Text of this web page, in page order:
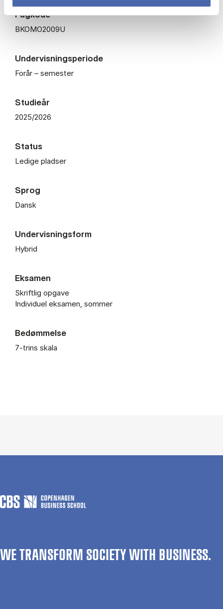
Fagkode
BKOMO2009U
Undervisningsperiode
Forår – semester
Studieår
2025/2026
Status
Ledige pladser
Sprog
Dansk
Undervisningsform
Hybrid
Eksamen
Skriftlig opgave
Individuel eksamen, sommer
Bedømmelse
7-trins skala
WE TRANSFORM SOCIETY WITH BUSINESS.